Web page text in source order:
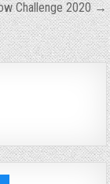
Challenge 2020 →